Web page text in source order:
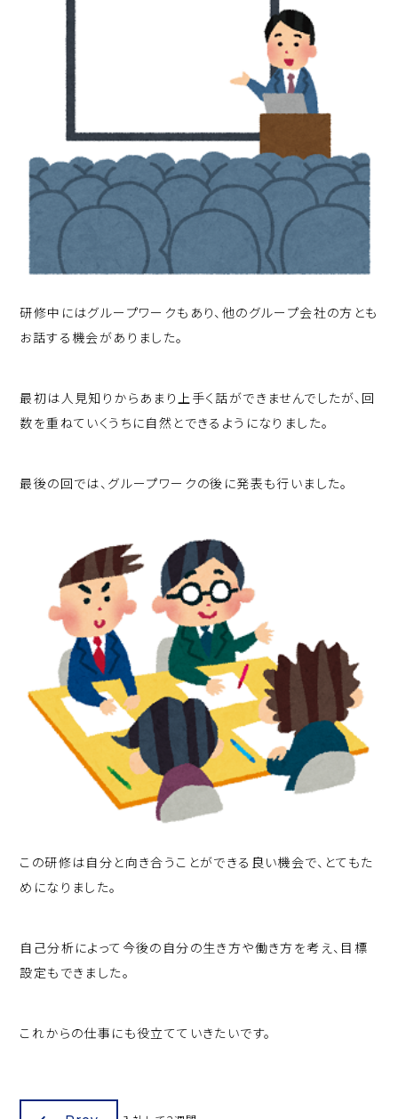
研修中にはグループワークもあり、他のグループ会社の方とも
お話する機会がありました。
最初は人見知りからあまり上手く話ができませんでしたが、回
数を重ねていくうちに自然とできるようになりました。
最後の回では、グループワークの後に発表も行いました。
この研修は自分と向き合うことができる良い機会で、とてもた
めになりました。
自己分析によって今後の自分の生き方や働き方を考え、目標
設定もできました。
これからの仕事にも役立てていきたいです。